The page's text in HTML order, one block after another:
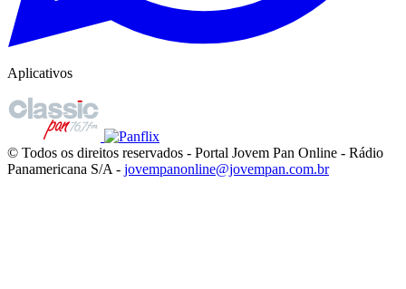
Aplicativos
© Todos os direitos reservados - Portal Jovem Pan Online - Rádio
Panamericana S/A - jovempanonline@jovempan.com.br